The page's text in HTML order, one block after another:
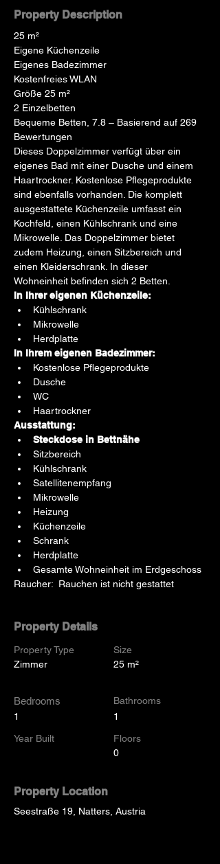
Property Description
25 m²
Eigene Küchenzeile
Eigenes Badezimmer
Kostenfreies WLAN
Größe 25 m²
2 Einzelbetten
Bequeme Betten, 7.8 – Basierend auf 269
Bewertungen
Dieses Doppelzimmer verfügt über ein
eigenes Bad mit einer Dusche und einem
Haartrockner. Kostenlose Pflegeprodukte
sind ebenfalls vorhanden. Die komplett
ausgestattete Küchenzeile umfasst ein
Kochfeld, einen Kühlschrank und eine
Mikrowelle. Das Doppelzimmer bietet
zudem Heizung, einen Sitzbereich und
einen Kleiderschrank. In dieser
Wohneinheit befinden sich 2 Betten.
In Ihrer eigenen Küchenzeile:
Kühlschrank
Mikrowelle
Herdplatte
In Ihrem eigenen Badezimmer:
Kostenlose Pflegeprodukte
Dusche
WC
Haartrockner
Ausstattung:
Steckdose in Bettnähe
Sitzbereich
Kühlschrank
Satellitenempfang
Mikrowelle
Heizung
Küchenzeile
Schrank
Herdplatte
Gesamte Wohneinheit im Erdgeschoss
Raucher:  Rauchen ist nicht gestattet
Property Details
Property Type
Zimmer
Bedrooms
1
Year Built
Size
25 m²
Bathrooms
1
Floors
0
Property Location
Seestraße 19, Natters, Austria